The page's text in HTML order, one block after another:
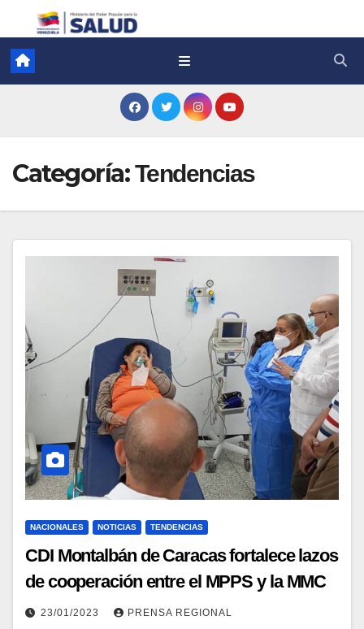
Categoría:Tendencias
NACIONALES NOTICIAS TENDENCIAS
CDI Montalbán de Caracas fortalece lazos
de cooperación entre el MPPS y la MMC
23/01/2023 PRENSA REGIONAL